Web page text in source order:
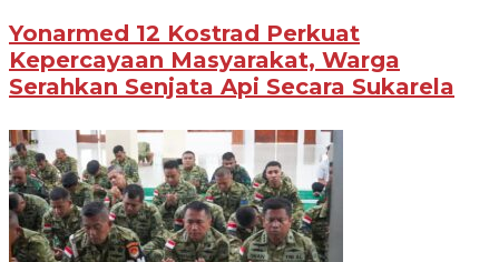
Yonarmed 12 Kostrad Perkuat
Kepercayaan Masyarakat, Warga
Serahkan Senjata Api Secara Sukarela